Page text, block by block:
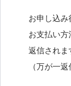
お申し込
お支払い
返信されま
（万が一